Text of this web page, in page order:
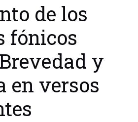
de los
fónicos
y
en versos